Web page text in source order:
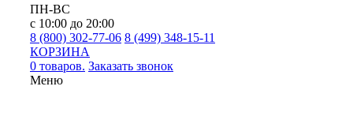
ПН-ВС
с 10:00 до 20:00
8 (800) 302-77-06 8 (499) 348-15-11
КОРЗИНА
0 товаров. Заказать звонок
Меню